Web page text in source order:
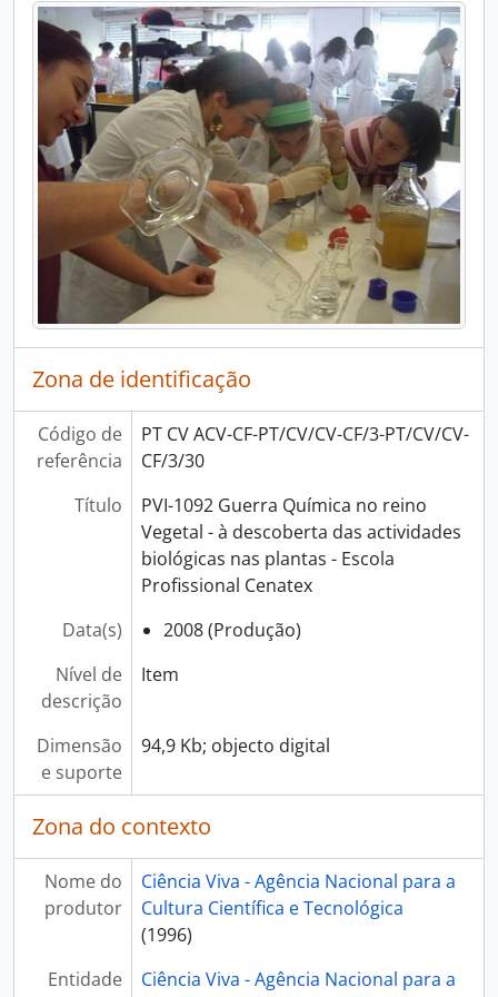
[Séries] Rede Centros Ciência Viva, 1996 - 2019
[Séries] Atividades no Pavilhão do Conhecimento e Ciência Viva, 1999 - 2020
[Séries] Dias temáticos, 1999 - 2020
[Séries] Semana Internacional do Cérebro, 2005 - 2023
[Séries] Noite Europeia dos Investigadores, 1999 - 2023
Zona de identificação
Código de
referência
PT CV ACV-CF-PT/CV/CV-CF/3-PT/CV/CV-
CF/3/30
Título
PVI-1092 Guerra Química no reino
Vegetal - à descoberta das actividades
biológicas nas plantas - Escola
Profissional Cenatex
Data(s)
2008 (Produção)
Nível de
descrição
Item
Dimensão
e suporte
94,9 Kb; objecto digital
Zona do contexto
Nome do
produtor
Ciência Viva - Agência Nacional para a
Cultura Científica e Tecnológica
(1996)
Entidade
Ciência Viva - Agência Nacional para a